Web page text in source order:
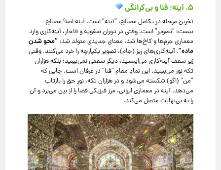
۵. آینه؛ فنا و بی‌کرانگی
آخرین مرحله در تکامل مصالح، “آینه” است. آینه اصلاً مصالح
نیست؛ “تصویر” است. وقتی در دوران صفویه و قاجار، آینه‌کاری وارد
معماری حرم‌ها و کاخ‌ها شد، معنای جدیدی متولد شد: “محو شدن
ماده”. آینه‌کاری‌های ریز (جام)، تصویر یکپارچه را خرد می‌کنند. وقتی
زیر سقف آینه‌کاری می‌ایستید، دیگر سقفی نمی‌بینید؛ بلکه هزاران
تکه نور می‌بینید. این نمادِ مقام “فنا” در عرفان است. جایی که
“من” (اگو) شکسته می‌شود و در هزاران تکه، نورِ حق را بازتاب
می‌دهد. آینه در معماری ایرانی، مرز فیزیکی فضا را از بین می‌برد و آن
را به بی‌نهایت متصل می‌کند.